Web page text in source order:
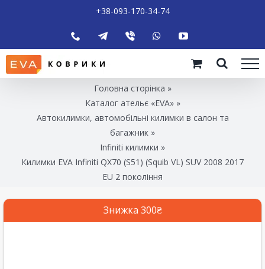
+38-093-170-34-74
Головна сторінка »
Каталог ательє «EVA»»
Автокилимки, автомобільні килимки в салон та
багажник »
Infiniti килимки »
Килимки EVA Infiniti QX70 (S51) (Squib VL) SUV 2008 2017
EU 2 покоління
Знижка 300₴